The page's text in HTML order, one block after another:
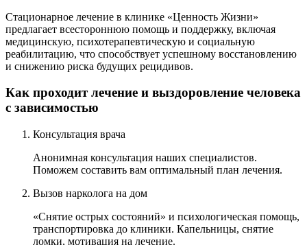
Стационарное лечение в клинике «Ценность Жизни»
предлагает всестороннюю помощь и поддержку, включая
медицинскую, психотерапевтическую и социальную
реабилитацию, что способствует успешному восстановлению
и снижению риска будущих рецидивов.
Как проходит лечение и выздоровление человека
с зависимостью
Консультация врача
Анонимная консультация наших специалистов.
Поможем составить вам оптимальный план лечения.
Вызов нарколога на дом
«Снятие острых состояний» и психологическая помощь,
транспортировка до клиники. Капельницы, снятие
ломки, мотивация на лечение.